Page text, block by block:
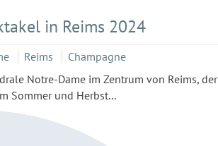
in Reims 2024
Reims
Champagne
Notre-Dame im Zentrum von Reims, der
Sommer und Herbst...